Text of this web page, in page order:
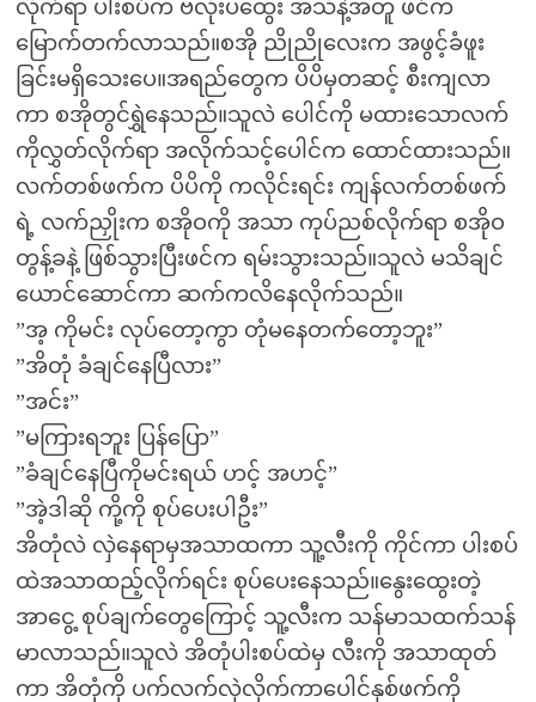
လိုက်ရာ ပါးစပ်က ဗလုံးပထွေး အသံနဲ့အတူ ဖင်က
မြောက်တက်လာသည်။စအို ညိုညိုလေးက အဖွင့်ခံဖူး
ခြင်းမရှိသေးပေ။အရည်တွေက ပိပိမှတဆင့် စီးကျလာ
ကာ စအိုတွင်ရွှဲနေသည်။သူလဲ ပေါင်ကို မထားသောလက်
ကိုလွှတ်လိုက်ရာ အလိုက်သင့်ပေါင်က ထောင်ထားသည်။
လက်တစ်ဖက်က ပိပိကို ကလိုင်းရင်း ကျန်လက်တစ်ဖက်
ရဲ့ လက်ညှိုးက စအိုဝကို အသာ ကုပ်ညစ်လိုက်ရာ စအိုဝ
တွန့်ခနဲ့ ဖြစ်သွားပြီးဖင်က ရမ်းသွားသည်။သူလဲ မသိချင်
ယောင်ဆောင်ကာ ဆက်ကလိနေလိုက်သည်။
”အ့ ကိုမင်း လုပ်တော့ကွာ တုံမနေတက်တော့ဘူး”
”အိတုံ ခံချင်နေပြီလား”
”အင်း”
”မကြားရဘူး ပြန်ပြော”
”ခံချင်နေပြီကိုမင်းရယ် ဟင့် အဟင့်”
”အဲ့ဒါဆို ကို့ကို စုပ်ပေးပါဦး”
အိတုံလဲ လှဲနေရာမှအသာထကာ သူ့လီးကို ကိုင်ကာ ပါးစပ်
ထဲအသာထည့်လိုက်ရင်း စုပ်ပေးနေသည်။နွေးထွေးတဲ့
အာငွေ့ စုပ်ချက်တွေကြောင့် သူ့လီးက သန်မာသထက်သန်
မာလာသည်။သူလဲ အိတုံပါးစပ်ထဲမှ လီးကို အသာထုတ်
ကာ အိတုံကို ပက်လက်လှဲလိုက်ကာပေါင်နှစ်ဖက်ကို